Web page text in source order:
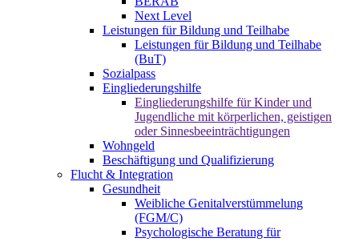
Next Level
Leistungen für Bildung und Teilhabe
Leistungen für Bildung und Teilhabe
(BuT)
Sozialpass
Eingliederungshilfe
Eingliederungshilfe für Kinder und
Jugendliche mit körperlichen, geistigen
oder Sinnesbeeinträchtigungen
Wohngeld
Beschäftigung und Qualifizierung
Flucht & Integration
Gesundheit
Weibliche Genitalverstümmelung
(FGM/C)
Psychologische Beratung für